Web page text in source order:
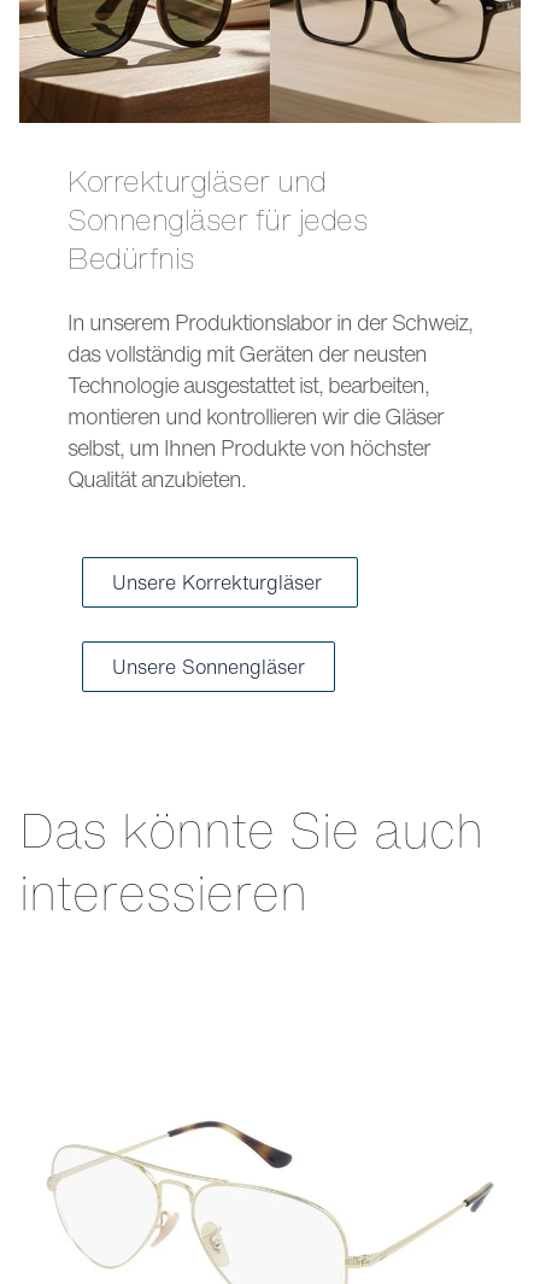
Korrekturgläser und
Sonnengläser für jedes
Bedürfnis
In unserem Produktionslabor in der Schweiz,
das vollständig mit Geräten der neusten
Technologie ausgestattet ist, bearbeiten,
montieren und kontrollieren wir die Gläser
selbst, um Ihnen Produkte von höchster
Qualität anzubieten.
Unsere Korrekturgläser
Unsere Sonnengläser
Das könnte Sie auch
interessieren